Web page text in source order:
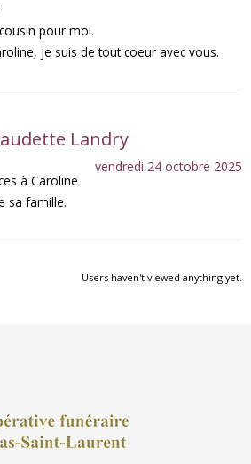
pour moi.
je suis de tout coeur avec vous.
Landry
vendredi 24 octobre 2025
à Caroline
sa famille.
Users haven't viewed anything yet.